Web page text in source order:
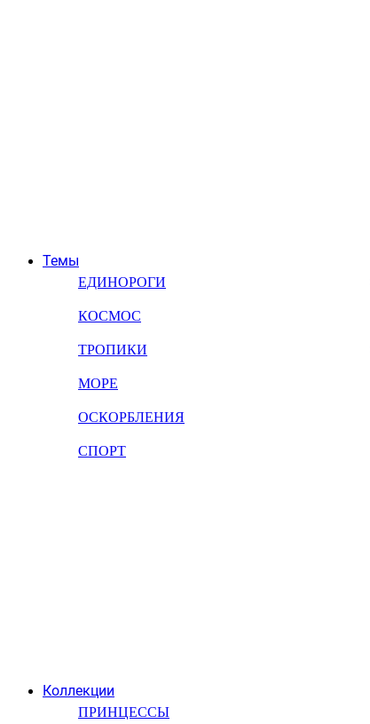
Темы
ЕДИНОРОГИ
КОСМОС
ТРОПИКИ
МОРЕ
ОСКОРБЛЕНИЯ
СПОРТ
Коллекции
ПРИНЦЕССЫ